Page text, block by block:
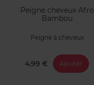
Peigne cheveux Afro
Bambou
Peigne à cheveux
4,99 € Ajouter